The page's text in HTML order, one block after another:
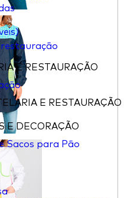
E RESTAURAÇÃO
E RESTAURAÇÃO
E DECORAÇÃO
Sacos para Pão